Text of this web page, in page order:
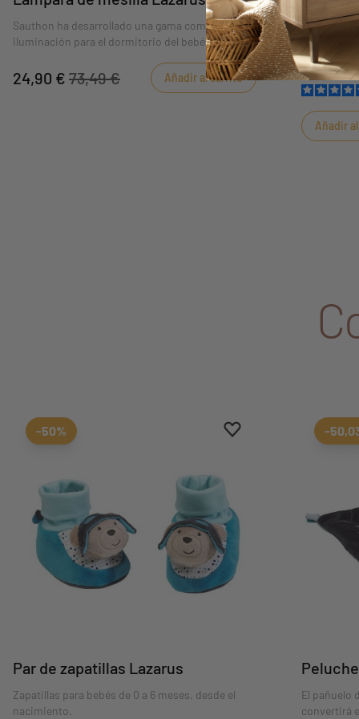
Sauthon ha desarrollado una gama completa de
iluminación para el dormitorio del bebé. La
lámpara de mesilla Lazare es el complemento
perfecto para la decoración de su dormitorio.
24,90 € 73,49 € Añadir al carrito
Sauthon ha
como
dormirlo.
Añadir
Aggiungi ai preferiti
borrar favoritos
-50%
Par de zapatillas Lazarus
Zapatillas para bebés de 0 a 6 meses, desde el
nacimiento.
-
El pañuelo
convertirá